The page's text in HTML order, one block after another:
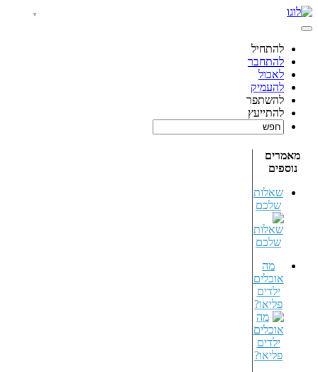
להתחיל
להתחבר
לאכול
להעמיק
להשתפר
להתייעץ
מאמרים
נוספים
שאלות
שלכם
מה
אוכלים
ילדים
פליאו?